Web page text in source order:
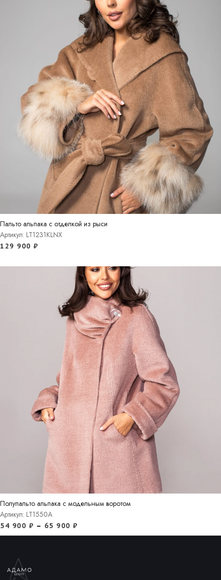
Пальто альпака с отделкой из рыси
Артикул: LT1231KLNX
129 900 ₽
Полупальто альпака с модельным воротом
Артикул: LT1550A
54 900 ₽ – 65 900 ₽